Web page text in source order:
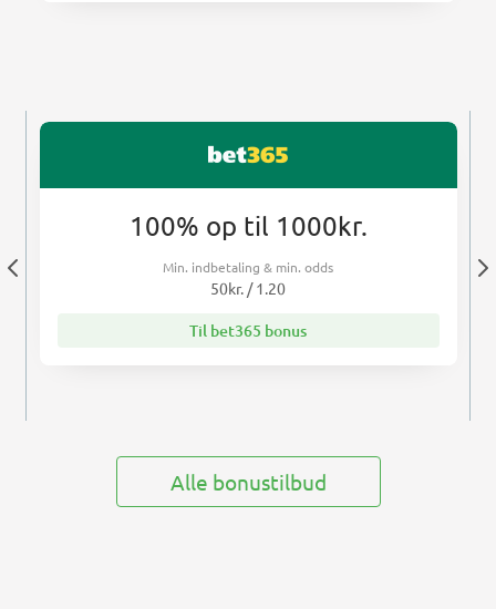
100% op til 1000kr.
Min. indbetaling & min. odds
50kr. / 1.20
Til bet365 bonus
Alle bonustilbud